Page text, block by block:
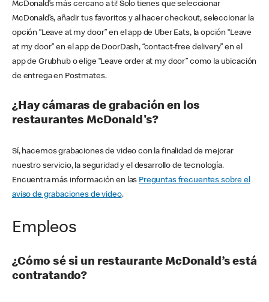
McDonald’s más cercano a ti! Solo tienes que seleccionar
McDonald’s, añadir tus favoritos y al hacer checkout, seleccionar la
opción “Leave at my door” en el app de Uber Eats, la opción “Leave
at my door” en el app de DoorDash, “contact-free delivery” en el
app de Grubhub o elige “Leave order at my door” como la ubicación
de entrega en Postmates.
¿Hay cámaras de grabación en los
restaurantes McDonald's?
Sí, hacemos grabaciones de video con la finalidad de mejorar
nuestro servicio, la seguridad y el desarrollo de tecnología.
Encuentra más información en las Preguntas frecuentes sobre el
aviso de grabaciones de video.
Empleos
¿Cómo sé si un restaurante McDonald’s está
contratando?